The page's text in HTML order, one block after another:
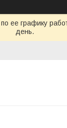
ее графику
день.